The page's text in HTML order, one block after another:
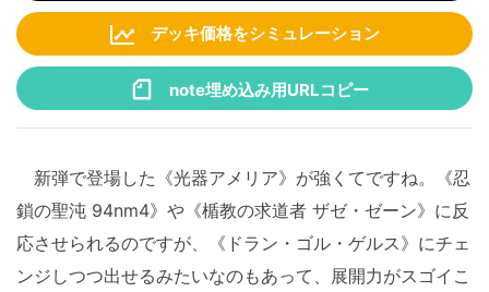
デッキ価格をシミュレーション
note埋め込み用URLコピー
新弾で登場した《光器アメリア》が強くてですね。《忍
鎖の聖沌 94nm4》や《楯教の求道者 ザゼ・ゼーン》に反
応させられるのですが、《ドラン・ゴル・ゲルス》にチェ
ンジしつつ出せるみたいなのもあって、展開力がスゴイこ